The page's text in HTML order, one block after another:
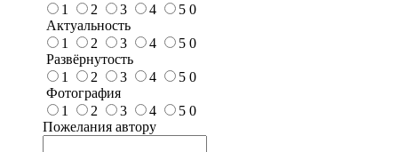
1
2 3 4 5 0
Актуальность
1
2 3 4 5 0
Развёрнутость
1
2 3 4 5 0
Фотография
1
2 3 4 5 0
Пожелания автору